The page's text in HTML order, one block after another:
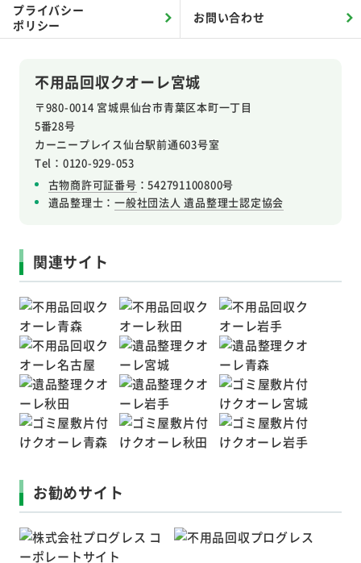
不用品回収クオーレ宮城
〒980-0014 宮城県仙台市青葉区本町一丁目
5番28号
カーニープレイス仙台駅前通603号室
Tel：0120-929-053
古物商許可証番号 ：542791100800号
遺品整理士： 一般社団法人 遺品整理士認定協会
プライバシー
ポリシー
お問い合わせ
関連サイト
お勧めサイト